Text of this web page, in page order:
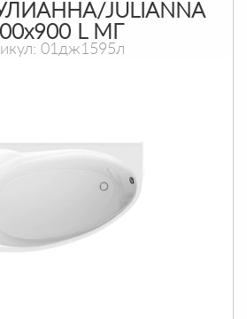
JULIANNA
L МГ
01дж1595л